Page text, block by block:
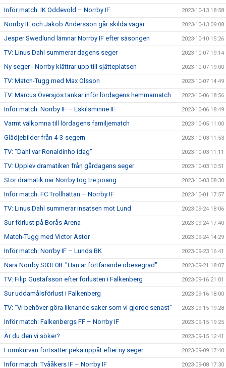
Inför match: IK Oddevold – Norrby IF 2023-10-13 18:58
Norrby IF och Jakob Andersson går skilda vägar 2023-10-13 09:08
Jesper Swedlund lämnar Norrby IF efter säsongen 2023-10-10 15:26
TV: Linus Dahl summerar dagens seger 2023-10-07 19:14
Ny seger - Norrby klättrar upp till sjätteplatsen 2023-10-07 19:00
TV: Match-Tugg med Max Olsson 2023-10-07 14:49
TV: Marcus Översjös tankar inför lördagens hemmamatch 2023-10-06 18:56
Inför match: Norrby IF – Eskilsminne IF 2023-10-06 18:49
Varmt välkomna till lördagens familjematch 2023-10-05 11:00
Glädjebilder från 4-3-segern 2023-10-03 11:53
TV: "Dahl var Ronaldinho idag" 2023-10-03 11:11
TV: Upplev dramatiken från gårdagens seger 2023-10-03 10:51
Stor dramatik när Norrby tog tre poäng 2023-10-03 08:30
Inför match: FC Trollhättan – Norrby IF 2023-10-01 17:57
TV: Linus Dahl summerar insatsen mot Lund 2023-09-24 18:06
Sur förlust på Borås Arena 2023-09-24 17:40
Match-Tugg med Victor Astor 2023-09-24 14:29
Inför match: Norrby IF – Lunds BK 2023-09-23 16:41
Nära Norrby S03E08: "Han är fortfarande obesegrad" 2023-09-21 18:07
TV: Filip Gustafsson efter förlusten i Falkenberg 2023-09-16 21:01
Sur uddamålsförlust i Falkenberg 2023-09-16 18:00
TV: ”Vi behöver göra liknande saker som vi gjorde senast” 2023-09-15 19:28
Inför match: Falkenbergs FF – Norrby IF 2023-09-15 19:25
Är du den vi söker? 2023-09-15 12:41
Formkurvan fortsätter peka uppåt efter ny seger 2023-09-09 17:40
Inför match: Tvååkers IF – Norrby IF 2023-09-08 17:30